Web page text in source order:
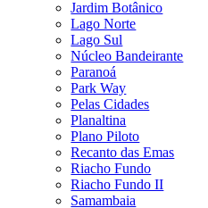
Jardim Botânico
Lago Norte
Lago Sul
Núcleo Bandeirante
Paranoá
Park Way
Pelas Cidades
Planaltina
Plano Piloto
Recanto das Emas
Riacho Fundo
Riacho Fundo II
Samambaia